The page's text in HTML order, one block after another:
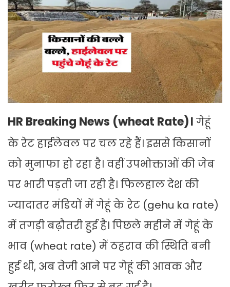
HR Breaking News (wheat Rate)। गेहूं
के रेट हाईलेवल पर चल रहे हैं। इससे किसानों
को मुनाफा हो रहा है। वहीं उपभोक्ताओं की जेब
पर भारी पड़ती जा रही है। फिलहाल देश की
ज्यादातर मंडियों में गेहूं के रेट (gehu ka rate)
में तगड़ी बढ़ौतरी हुई है। पिछले महीने में गेहूं के
भाव (wheat rate) में ठहराव की स्थिति बनी
हुई थी, अब तेजी आने पर गेहूं की आवक और